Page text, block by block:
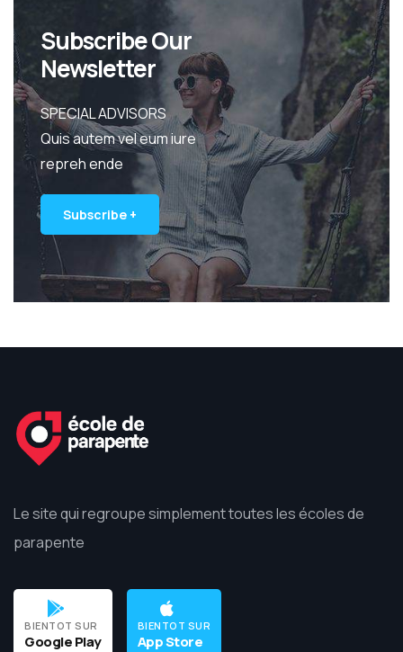
Subscribe Our
Newsletter
SPECIAL ADVISORS
Quis autem vel eum iure
repreh ende
Subscribe +
Le site qui regroupe simplement toutes les écoles de
parapente
BIENTOT SUR
Google Play
BIENTOT SUR
App Store